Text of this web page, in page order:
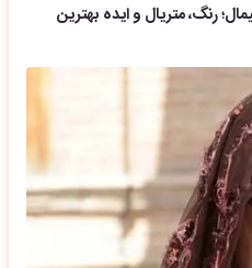
رنگ، متریال و ایده بهترین